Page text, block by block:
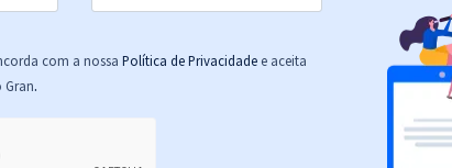
com a nossa Política de Privacidade e aceita
Gran.